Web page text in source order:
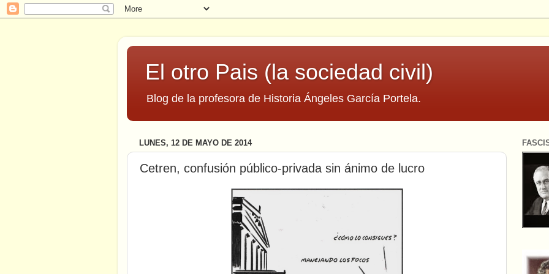
El otro Pais (la sociedad civil)
Blog de la profesora de Historia Ángeles García Portela.
LUNES, 12 DE MAYO DE 2014
Cetren, confusión público-privada sin ánimo de lucro